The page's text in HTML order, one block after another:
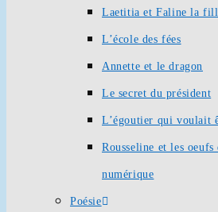
Laetitia et Faline la
L’école des fées
Annette et le dragon
Le secret du président
L’égoutier qui voulait
Rousseline et les oeufs
numérique
Poésie